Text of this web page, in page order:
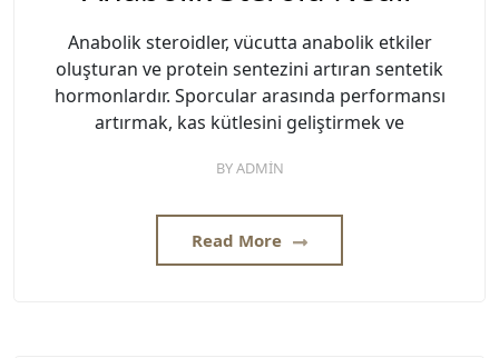
Anabolik steroidler, vücutta anabolik etkiler
oluşturan ve protein sentezini artıran sentetik
hormonlardır. Sporcular arasında performansı
artırmak, kas kütlesini geliştirmek ve
BYADMIN
Read More